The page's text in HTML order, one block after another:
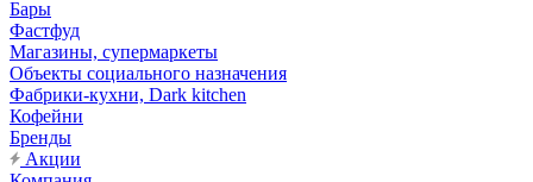
Бары
Фастфуд
Магазины, супермаркеты
Объекты социального назначения
Фабрики-кухни, Dark kitchen
Кофейни
Бренды
Акции